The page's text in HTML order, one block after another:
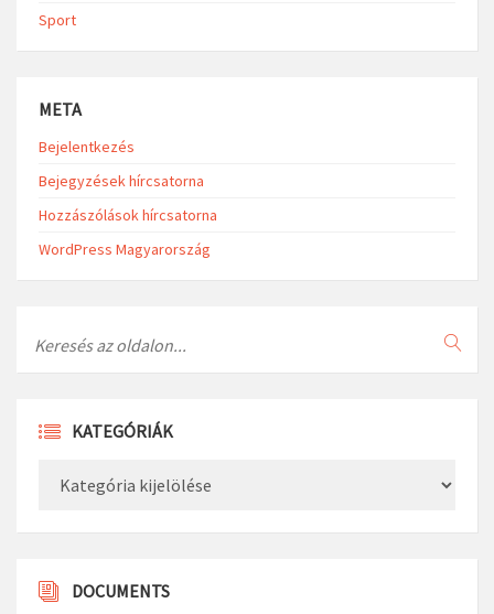
Sport
META
Bejelentkezés
Bejegyzések hírcsatorna
Hozzászólások hírcsatorna
WordPress Magyarország
KATEGÓRIÁK
DOCUMENTS